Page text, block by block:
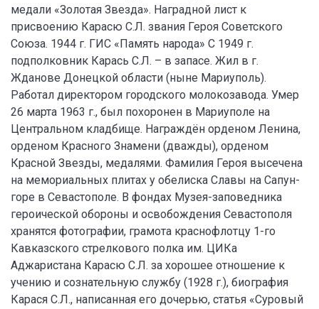
медали «Золотая Звезда». Наградной лист к
присвоению Карасю С.Л. звания Героя Советского
Союза. 1944 г. ГИС «Память народа» С 1949 г.
подполковник Карась С.Л. – в запасе. Жил в г.
Жданове Донецкой области (ныне Мариуполь).
Работал директором городского молокозавода. Умер
26 марта 1963 г., был похоронен в Мариуполе на
Центральном кладбище. Награждён орденом Ленина,
орденом Красного Знамени (дважды), орденом
Красной Звезды, медалями. Фамилия Героя высечена
на мемориальных плитах у обелиска Славы на Сапун-
горе в Севастополе. В фондах Музея-заповедника
героической обороны и освобождения Севастополя
хранятся фотографии, грамота краснофлотцу 1-го
Кавказского стрелкового полка им. ЦИКа
Аджаристана Карасю С.Л. за хорошее отношение к
учению и сознательную службу (1928 г.), биография
Карася С.Л., написанная его дочерью, статья «Суровый